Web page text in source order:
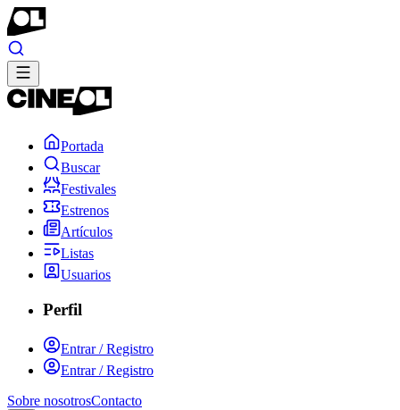
Portada
Buscar
Festivales
Estrenos
Artículos
Listas
Usuarios
Perfil
Entrar / Registro
Entrar / Registro
Sobre nosotrosContacto